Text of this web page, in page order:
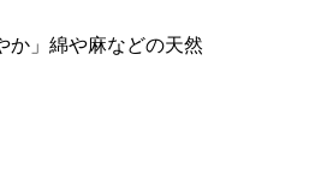
か」綿や麻などの天然